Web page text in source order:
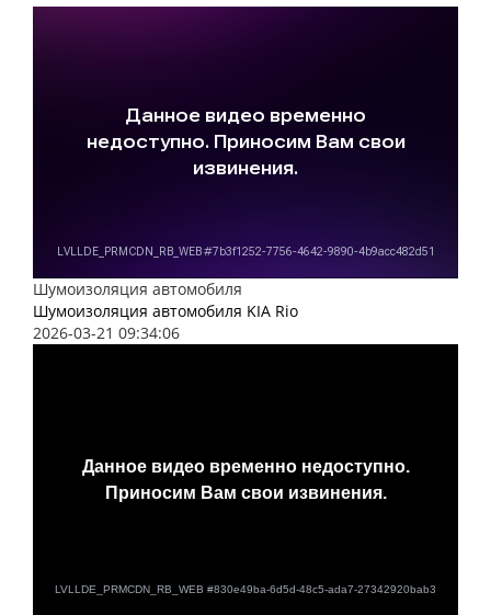
Шумоизоляция автомобиля
Шумоизоляция автомобиля KIA Rio
2026-03-21 09:34:06